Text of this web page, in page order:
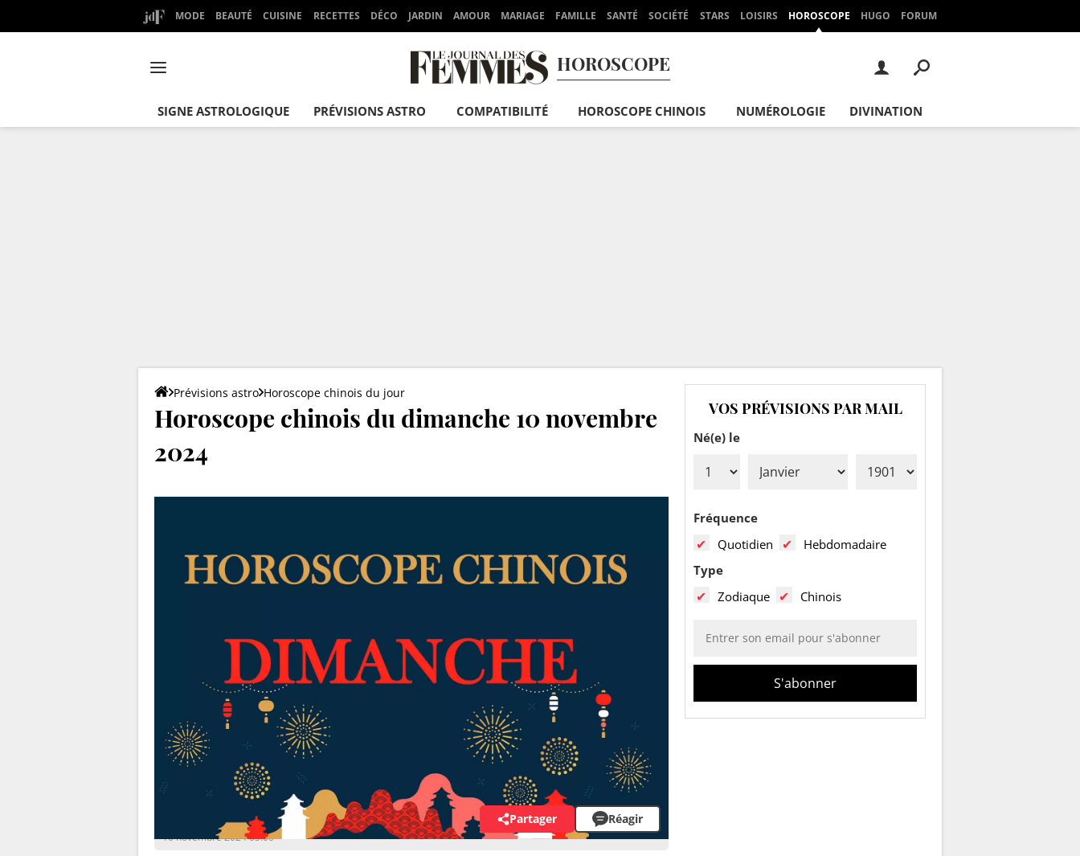
MODE BEAUTÉ CUISINE RECETTES DÉCO JARDIN AMOUR MARIAGE FAMILLE SANTÉ SOCIÉTÉ STARS LOISIRS HOROSCOPE HUGO FORUM
HOROSCOPE
SIGNE ASTROLOGIQUE PRÉVISIONS ASTRO COMPATIBILITÉ HOROSCOPE CHINOIS NUMÉROLOGIE DIVINATION
Prévisions astro Horoscope chinois du jour
Horoscope chinois du dimanche 10 novembre
2024
Lian Zhenya
10 novembre 2024 05:00
Partager Réagir
VOS PRÉVISIONS PAR MAIL
Né(e) le
Fréquence
Quotidien
Hebdomadaire
Type
Zodiaque
Chinois